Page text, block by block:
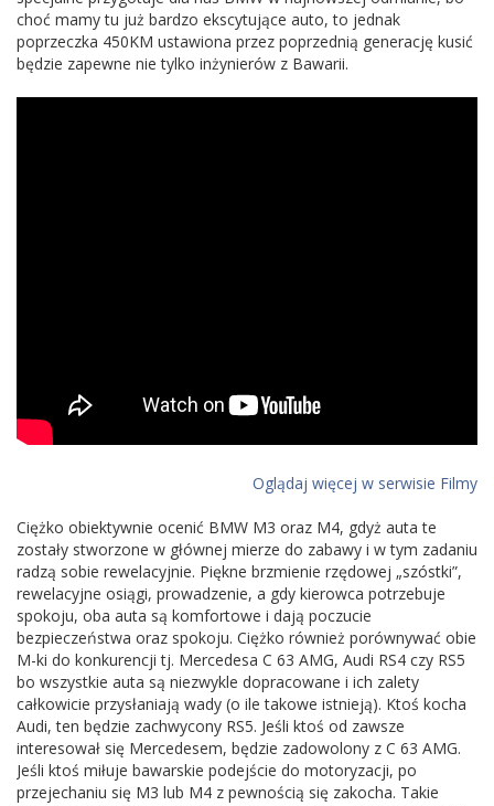
choć mamy tu już bardzo ekscytujące auto, to jednak
poprzeczka 450KM ustawiona przez poprzednią generację kusić
będzie zapewne nie tylko inżynierów z Bawarii.
Oglądaj więcej w serwisie Filmy
Ciężko obiektywnie ocenić BMW M3 oraz M4, gdyż auta te
zostały stworzone w głównej mierze do zabawy i w tym zadaniu
radzą sobie rewelacyjnie. Piękne brzmienie rzędowej „szóstki”,
rewelacyjne osiągi, prowadzenie, a gdy kierowca potrzebuje
spokoju, oba auta są komfortowe i dają poczucie
bezpieczeństwa oraz spokoju. Ciężko również porównywać obie
M-ki do konkurencji tj. Mercedesa C 63 AMG, Audi RS4 czy RS5
bo wszystkie auta są niezwykle dopracowane i ich zalety
całkowicie przysłaniają wady (o ile takowe istnieją). Ktoś kocha
Audi, ten będzie zachwycony RS5. Jeśli ktoś od zawsze
interesował się Mercedesem, będzie zadowolony z C 63 AMG.
Jeśli ktoś miłuje bawarskie podejście do motoryzacji, po
przejechaniu się M3 lub M4 z pewnością się zakocha. Takie